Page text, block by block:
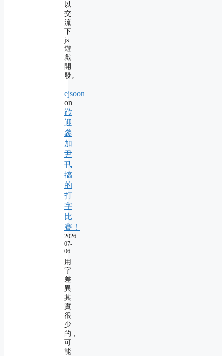
以
交
流
下
js
遊
戲
開
發。
ejsoon
on
歡
迎
參
加
尹
卂
搞
的
打
字
比
賽！
2026-
07-
06
用
字
差
異
其
實
很
少
的，
可
能